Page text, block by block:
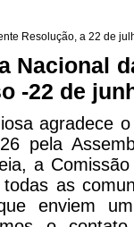
Resolução, a 22 de
Nacional
-22 de
agradece
pela
a
as
enviem